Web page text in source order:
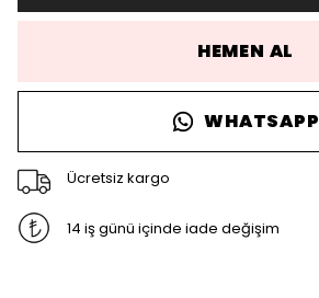
HEMEN AL
WHATSAPP
Ücretsiz kargo
14 iş günü içinde iade değişim